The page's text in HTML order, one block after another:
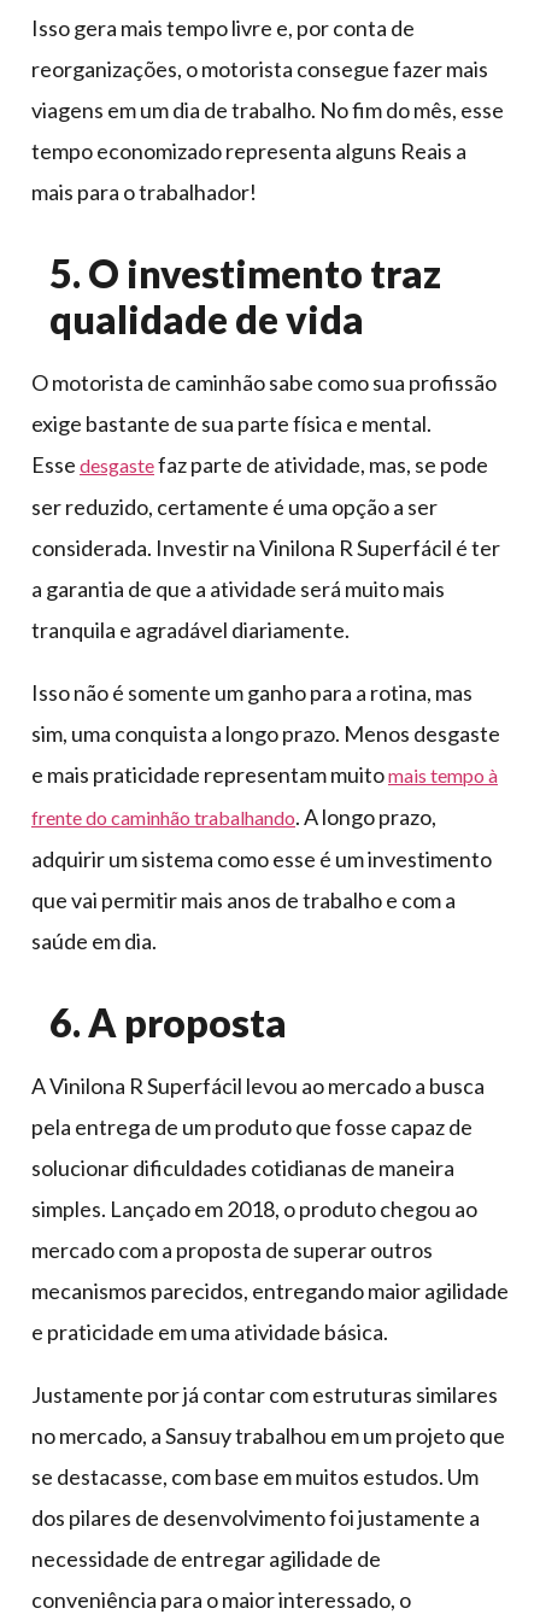
Isso gera mais tempo livre e, por conta de
reorganizações, o motorista consegue fazer mais
viagens em um dia de trabalho. No fim do mês, esse
tempo economizado representa alguns Reais a
mais para o trabalhador!
5. O investimento traz
qualidade de vida
O motorista de caminhão sabe como sua profissão
exige bastante de sua parte física e mental.
Esse desgastefaz parte de atividade, mas, se pode
ser reduzido, certamente é uma opção a ser
considerada. Investir na Vinilona R Superfácil é ter
a garantia de que a atividade será muito mais
tranquila e agradável diariamente.
Isso não é somente um ganho para a rotina, mas
sim, uma conquista a longo prazo. Menos desgaste
e mais praticidade representam muitomais tempo à
frente do caminhão trabalhando. A longo prazo,
adquirir um sistema como esse é um investimento
que vai permitir mais anos de trabalho e com a
saúde em dia.
6. A proposta
A Vinilona R Superfácil levou ao mercado a busca
pela entrega de um produto que fosse capaz de
solucionar dificuldades cotidianas de maneira
simples. Lançado em 2018, o produto chegou ao
mercado com a proposta de superar outros
mecanismos parecidos, entregando maior agilidade
e praticidade em uma atividade básica.
Justamente por já contar com estruturas similares
no mercado, a Sansuy trabalhou em um projeto que
se destacasse, com base em muitos estudos. Um
dos pilares de desenvolvimento foi justamente a
necessidade de entregar agilidade de
conveniência para o maior interessado, o